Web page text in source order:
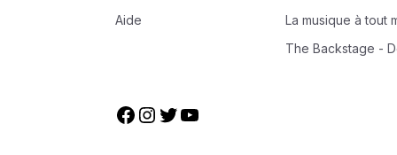
Aide
La musique à tout
The Backstage -
Facebook Instagram Twitter YouTube